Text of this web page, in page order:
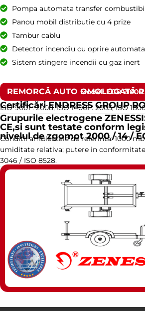
Pompa automata transfer
Panou mobil distributie cu 4 prize
Tambur cablu
Detector incendiu cu oprire
Sistem stingere incendii cu gaz inert
REMORCĂ AUTO OMOLOGATĂ
Model: EGR 21000
Certificări ENDRESS GROUP
ISO 9001 : 2008, ISO 14001 : 2005, ISO
Grupurile electrogene
CE,si sunt testate conform
nivelul de zgomot 2000 / 14 /
Conditii ambientale de referinta: 1000
umiditate relativa; putere in
3046 / ISO 8528.